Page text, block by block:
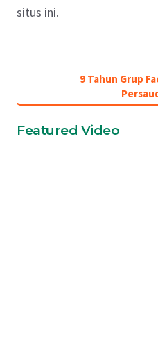
situs ini.
9 Tahun Grup
Featured Video